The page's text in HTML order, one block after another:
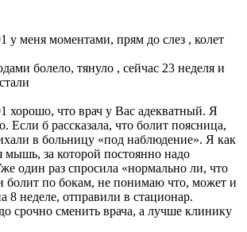
у меня моментами, прям до слез , колет
болело, тянуло , сейчас 23 неделя и
хорошо, что врач у Вас адекватный. Я
Если б рассказала, что болит поясница,
в больницу «под наблюдение». Я как
мышь, за которой постоянно надо
один раз спросила «нормально ли, что
болит по бокам, не понимаю что, может и
8 неделе, отправили в стационар.
срочно сменить врача, а лучше клинику